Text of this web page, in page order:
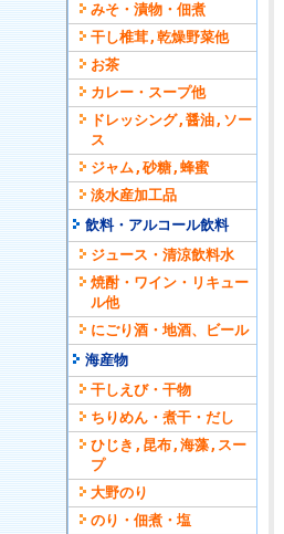
みそ・漬物・佃煮
干し椎茸,乾燥野菜他
お茶
カレー・スープ他
ドレッシング,醤油,ソー
ス
ジャム,砂糖,蜂蜜
淡水産加工品
飲料・アルコール飲料
ジュース・清涼飲料水
焼酎・ワイン・リキュー
ル他
にごり酒・地酒、ビール
海産物
干しえび・干物
ちりめん・煮干・だし
ひじき,昆布,海藻,スー
プ
大野のり
のり・佃煮・塩